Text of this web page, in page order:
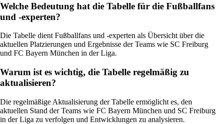
Welche Bedeutung hat die Tabelle für die Fußballfans
und -experten?
Die Tabelle dient Fußballfans und -experten als Übersicht über die
aktuellen Platzierungen und Ergebnisse der Teams wie SC Freiburg
und FC Bayern München in der Liga.
Warum ist es wichtig, die Tabelle regelmäßig zu
aktualisieren?
Die regelmäßige Aktualisierung der Tabelle ermöglicht es, den
aktuellen Stand der Teams wie FC Bayern München und SC Freiburg
in der Liga zu verfolgen und Entwicklungen zu analysieren.